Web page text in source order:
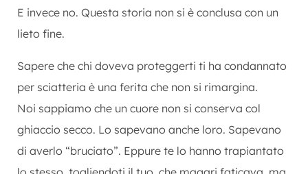
E invece no. Questa storia non si è conclusa con un
lieto fine.
Sapere che chi doveva proteggerti ti ha condannato
per sciatteria è una ferita che non si rimargina.
Noi sappiamo che un cuore non si conserva col
ghiaccio secco. Lo sapevano anche loro. Sapevano
di averlo “bruciato”. Eppure te lo hanno trapiantato